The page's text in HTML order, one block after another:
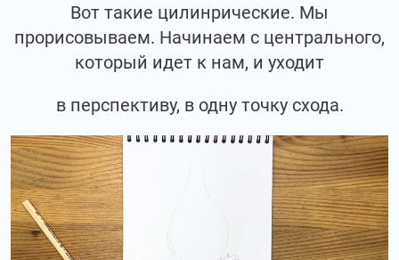
Вот такие цилинрические. Мы
прорисовываем. Начинаем с центрального,
который идет к нам, и уходит
в перспективу, в одну точку схода.